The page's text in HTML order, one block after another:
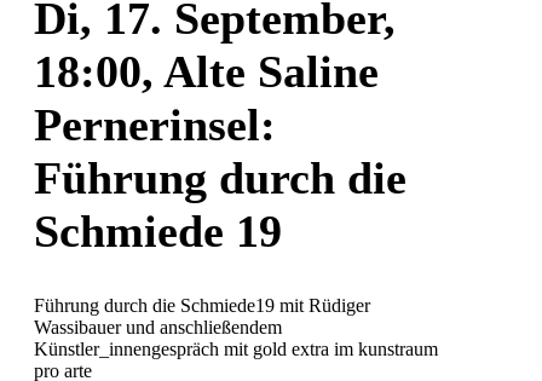
Di, 17. September,
18:00, Alte Saline
Pernerinsel:
Führung durch die
Schmiede 19
Führung durch die Schmiede19 mit Rüdiger
Wassibauer und anschließendem
Künstler_innengespräch mit gold extra im kunstraum
pro arte